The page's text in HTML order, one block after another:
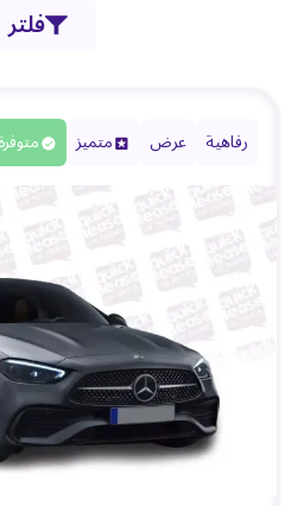
فلتر
رفاهية عرض متميز متوفرة